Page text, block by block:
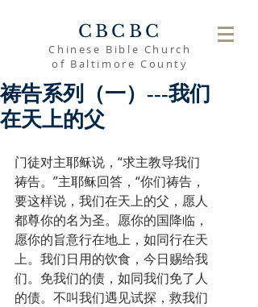
CBCBC
Chinese Bible Church
of Baltimore County
祷告系列（一）---我们
在天上的父
门徒对主耶稣说，“求主教导我们
祷告。”主耶稣回答，“你们祷告，
要这样说，我们在天上的父，愿人
都尊你的名为圣。愿你的国降临，
愿你的旨意行在地上，如同行在天
上。我们日用的饮食，今日赐给我
们。免我们的债，如同我们免了人
的债。不叫我们遇见试探，救我们